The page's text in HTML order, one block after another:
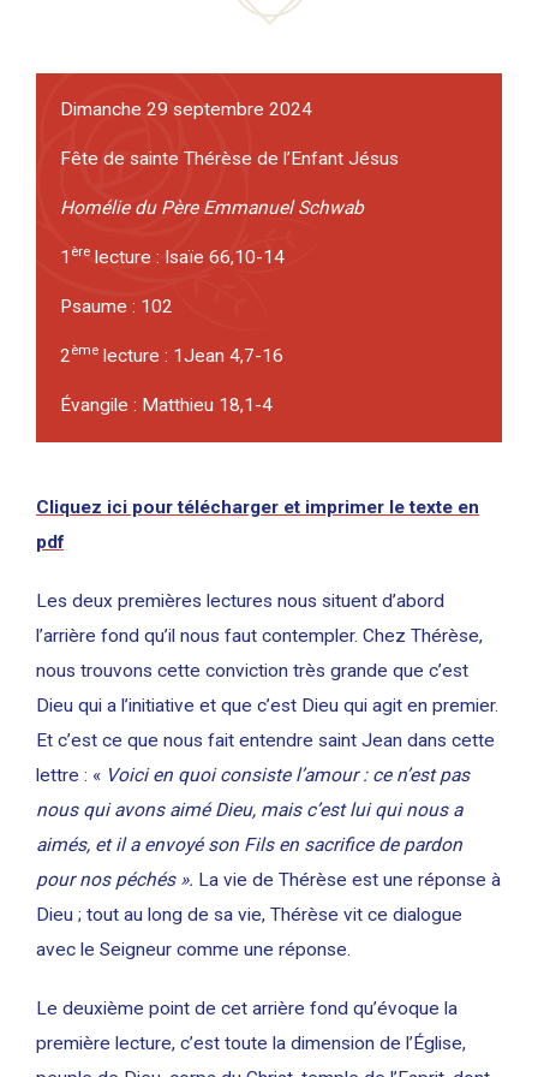
Dimanche 29 septembre 2024
Fête de sainte Thérèse de l’Enfant Jésus
Homélie du Père Emmanuel Schwab
1 ère lecture : Isaïe 66,10-14
Psaume : 102
2ème lecture : 1Jean 4,7-16
Évangile : Matthieu 18,1-4
Cliquez ici pour télécharger et imprimer le texte en
pdf
Les deux premières lectures nous situent d’abord
l’arrière fond qu’il nous faut contempler. Chez Thérèse,
nous trouvons cette conviction très grande que c’est
Dieu qui a l’initiative et que c’est Dieu qui agit en premier.
Et c’est ce que nous fait entendre saint Jean dans cette
lettre : « Voici en quoi consiste l’amour : ce n’est pas
nous qui avons aimé Dieu, mais c’est lui qui nous a
aimés, et il a envoyé son Fils en sacrifice de pardon
pour nos péchés ». La vie de Thérèse est une réponse à
Dieu ; tout au long de sa vie, Thérèse vit ce dialogue
avec le Seigneur comme une réponse.
Le deuxième point de cet arrière fond qu’évoque la
première lecture, c’est toute la dimension de l’Église,